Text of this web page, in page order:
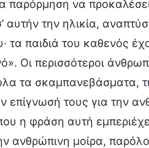
παρόρμηση να
αυτήν την ηλικία,
τα παιδιά του καθενός
Οι περισσότεροι
τα σκαμπανεβάσματα,
επίγνωσή τους για την
η φράση αυτή
ανθρώπινη μοίρα,